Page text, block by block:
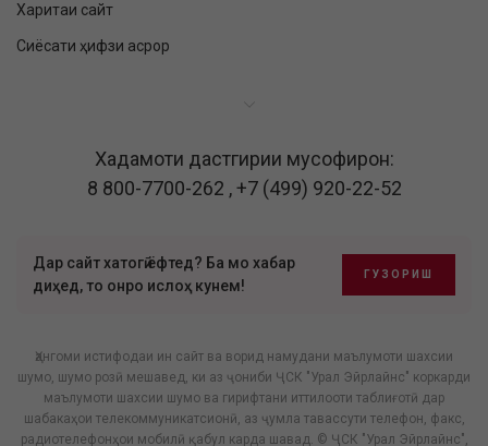
Харитаи сайт
Сиёсати ҳифзи асрор
Хадамоти дастгирии мусофирон:
8 800-7700-262 ,+7 (499) 920-22-52
Дар сайт хатогӣ ёфтед? Ба мо хабар
диҳед, то онро ислоҳ кунем!
ГУЗОРИШ
Ҳангоми истифодаи ин сайт ва ворид намудани маълумоти шахсии
шумо, шумо розӣ мешавед, ки аз ҷониби ҶСК "Урал Эйрлайнс" коркарди
маълумоти шахсии шумо ва гирифтани иттилооти таблиғотӣ дар
шабакаҳои телекоммуникатсионӣ, аз ҷумла тавассути телефон, факс,
радиотелефонҳои мобилӣ қабул карда шавад. © ҶСК "Урал Эйрлайнс",